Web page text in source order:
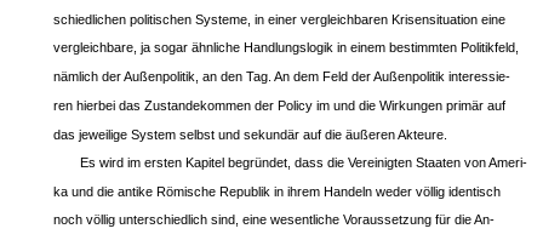
schiedlichen politischen Systeme, in einer vergleichbaren Krisensituation eine
vergleichbare, ja sogar ähnliche Handlungslogik in einem bestimmten Politikfeld,
nämlich der Außenpolitik, an den Tag. An dem Feld der Außenpolitik interessie-
ren hierbei das Zustandekommen der Policy im und die Wirkungen primär auf
das jeweilige System selbst und sekundär auf die äußeren Akteure.
Es wird im ersten Kapitel begründet, dass die Vereinigten Staaten von Ameri-
ka und die antike Römische Republik in ihrem Handeln weder völlig identisch
noch völlig unterschiedlich sind, eine wesentliche Voraussetzung für die An-